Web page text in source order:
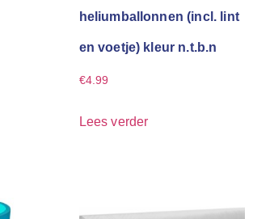
heliumballonnen (incl. lint
en voetje) kleur n.t.b.n
€4.99
Lees verder